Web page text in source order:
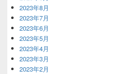
2023年8月
2023年7月
2023年6月
2023年5月
2023年4月
2023年3月
2023年2月